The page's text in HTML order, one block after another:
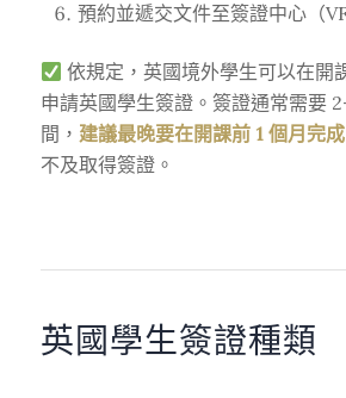
預約並遞交文件至簽證中心（
依規定，英國境外學生可以在開
申請英國學生簽證。簽證通常需要
間， 建議最晚要在開課前 1 個月完
不及取得簽證。
英國學生簽證種類